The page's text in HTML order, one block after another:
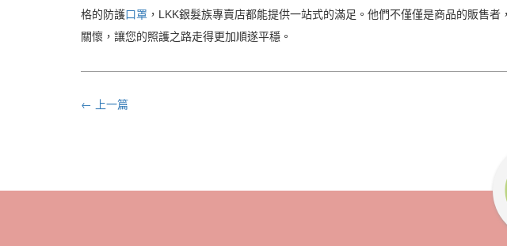
格的防護口罩 ，LKK銀髮族專賣店都能提供一站式的滿足。他們不僅僅是商品的販售
關懷，讓您的照護之路走得更加順遂平穩。
← 上一篇